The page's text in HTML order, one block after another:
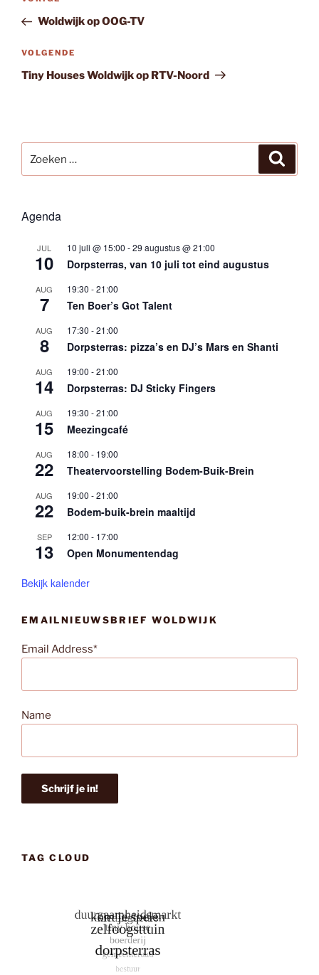
bericht
Woldwijk op OOG-TV
Volgend
bericht
VOLGENDE
Tiny Houses Woldwijk op RTV-Noord
naar:
Agenda
JUL
10
10 juli @ 15:00 -29 augustus @ 21:00
Dorpsterras, van 10 juli tot eind augustus
AUG
7
19:30 -21:00
Ten Boer’s Got Talent
AUG
8
17:30 -21:00
Dorpsterras: pizza’s en DJ’s Mars en Shanti
AUG
14
19:00 -21:00
Dorpsterras: DJ Sticky Fingers
AUG
15
19:30 -21:00
Meezingcafé
AUG
22
18:00 - 19:00
Theatervoorstelling Bodem-Buik-Brein
AUG
22
19:00 -21:00
Bodem-buik-brein maaltijd
SEP
13
12:00 - 17:00
Open Monumentendag
Bekijk kalender
EMAILNIEUWSBRIEF WOLDWIJK
Email Address*
Name
TAG CLOUD